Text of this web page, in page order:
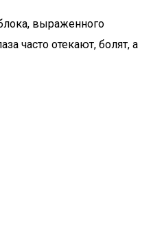
выраженного
часто отекают, болят, а